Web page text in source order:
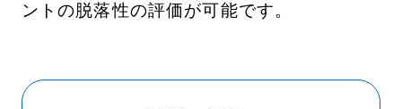
ントの脱落性の評価が可能です。